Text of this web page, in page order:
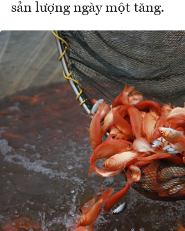
sản lượng ngày một tăng.